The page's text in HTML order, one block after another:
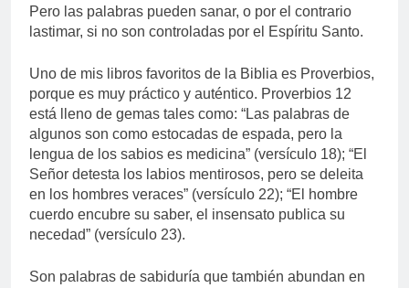
Pero las palabras pueden sanar, o por el contrario
lastimar, si no son controladas por el Espíritu Santo.
Uno de mis libros favoritos de la Biblia es Proverbios,
porque es muy práctico y auténtico. Proverbios 12
está lleno de gemas tales como: “Las palabras de
algunos son como estocadas de espada, pero la
lengua de los sabios es medicina” (versículo 18); “El
Señor detesta los labios mentirosos, pero se deleita
en los hombres veraces” (versículo 22); “El hombre
cuerdo encubre su saber, el insensato publica su
necedad” (versículo 23).
Son palabras de sabiduría que también abundan en